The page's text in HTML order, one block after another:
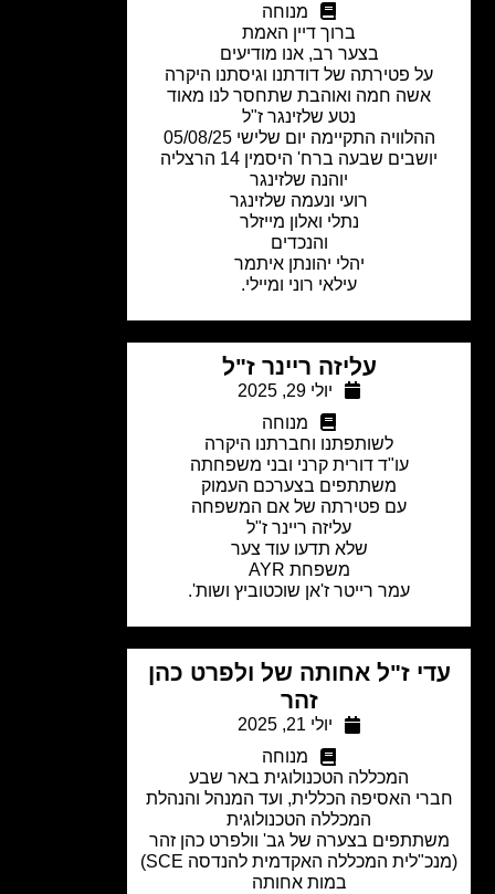
מנוחה
ברוך דיין האמת
בצער רב, אנו מודיעים
על פטירתה של דודתנו וגיסתנו היקרה
אשה חמה ואוהבת שתחסר לנו מאוד
נטע שלזינגר ז"ל
ההלוויה התקיימה יום שלישי 05/08/25
יושבים שבעה ברח' היסמין 14 הרצליה
יוהנה שלזינגר
רועי ונעמה שלזינגר
נתלי ואלון מייזלר
יהלי יהונתן איתמר
עילאי רוני ומיילי.
עליזה ריינר ז"ל
מנוחה
לשותפתנו וחברתנו היקרה
עו"ד דורית קרני ובני משפחתה
משתתפים בצערכם העמוק
עם פטירתה של אם המשפחה
עליזה ריינר ז"ל
שלא תדעו עוד צער
משפחת AYR
עמר רייטר ז'אן שוכטוביץ ושות'.
ז"ל אחותה של ולפרט כהן
מנוחה
המכללה הטכנולוגית באר שבע
האסיפה הכללית, ועד המנהל והנהלת
המכללה הטכנולוגית
בצערה של גב' וולפרט כהן זהר
(מנכ"לית המכללה האקדמית להנדסה SCE)
במות אחותה